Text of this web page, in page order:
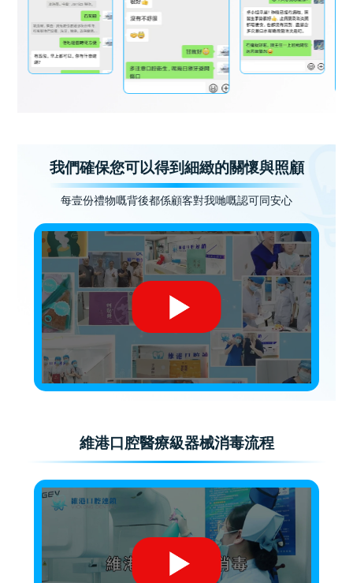
我們確保您可以得到細緻的關懷與照顧
每壹份禮物嘅背後都係顧客對我哋嘅認可同安心
維港口腔醫療級器械消毒流程